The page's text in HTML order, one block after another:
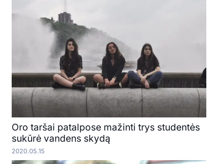
Oro taršai patalpose mažinti trys studentės
sukūrė vandens skydą
2020.05.15